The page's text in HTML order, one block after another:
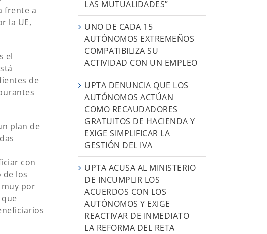
frente a
la UE,
el
de
plan de
con
de los
por
LAS MUTUALIDADES”
UNO DE CADA 15
AUTÓNOMOS EXTREMEÑOS
COMPATIBILIZA SU
ACTIVIDAD CON UN EMPLEO
UPTA DENUNCIA QUE LOS
AUTÓNOMOS ACTÚAN
COMO RECAUDADORES
GRATUITOS DE HACIENDA Y
EXIGE SIMPLIFICAR LA
GESTIÓN DEL IVA
UPTA ACUSA AL MINISTERIO
DE INCUMPLIR LOS
ACUERDOS CON LOS
AUTÓNOMOS Y EXIGE
REACTIVAR DE INMEDIATO
LA REFORMA DEL RETA